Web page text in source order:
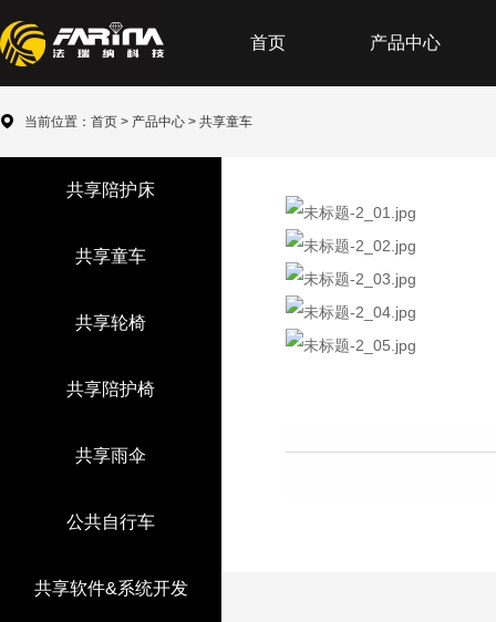
首页 产品中心
当前位置： 首页 > 产品中心 > 共享童车
共享陪护床
共享童车
共享轮椅
共享陪护椅
共享雨伞
公共自行车
共享软件&系统开发